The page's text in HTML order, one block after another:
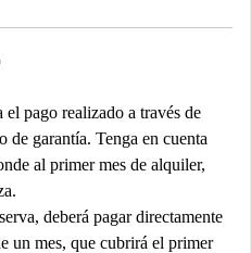
pago realizado a través de
de garantía. Tenga en cuenta
al primer mes de alquiler,
deberá pagar directamente
un mes, que cubrirá el primer